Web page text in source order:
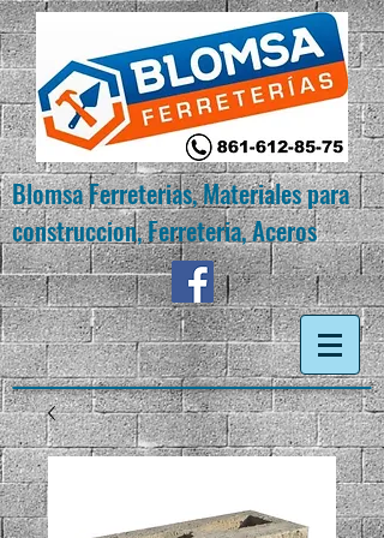
Blomsa Ferreterias, Materiales para
construccion, Ferreteria, Aceros